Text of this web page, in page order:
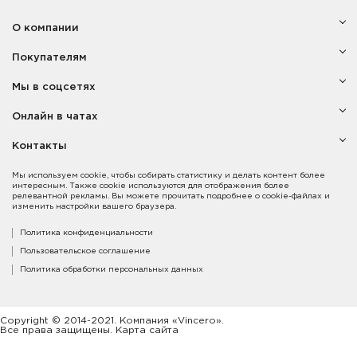
Мы используем cookie, чтобы собирать статистику и делать контент более
интересным. Также cookie используются для отображения более
релевантной рекламы. Вы можете прочитать подробнее о cookie-файлах и
изменить настройки вашего браузера.
Политика конфиденциальности
Пользовательское соглашение
Политика обработки персональных данных
Покупателям
О компании
Мы в соцсетях
Онлайн в чатах
Контакты
Copyright © 2014-2021. Компания «Vincero».
Все права защищены. Карта сайта